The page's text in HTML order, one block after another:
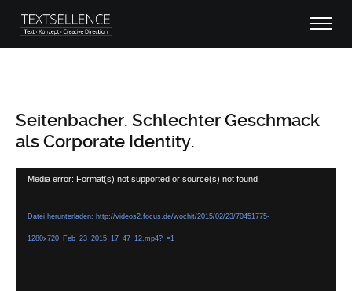
Seitenbacher. Schlechter Geschmack
als Corporate Identity.
Video-
Media error: Format(s) not supported or source(s) not found
Datei herunterladen: http://videos2.focus.de/wochit/2015/02/23/70451775-
1280x720_Feb_23_2015_17_47_12.mp4?_=1